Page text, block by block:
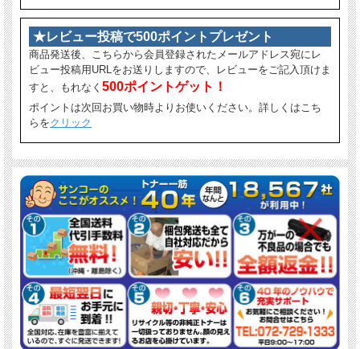
★レビュー投稿で500ポイントプレゼント
商品発送後、こちらから会員登録されたメールアドレス宛にレ
ビュー投稿用URLをお送りしますので、レビューをご記入頂けま
すと、もれなく 500ポイントゲット！
ポイントは次回お買い物時よりお使いください。詳しくはこち
らをクリック